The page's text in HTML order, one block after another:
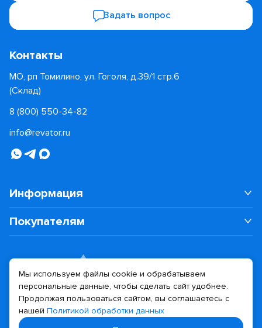
Задать вопрос
Контакты
МО, рп Томилино, ул. Гоголя, д.39/1 стр.6
(Склад)
8 (800) 550-34-82
info@revator.ru
Информация
Покупателям
Дизайн сайта Разработка сайта
Мы используем файлы cookie и обрабатываем
персональные данные, чтобы сделать сайт удобнее.
Продолжая пользоваться сайтом, вы соглашаетесь с
нашей Политикой обработки данных